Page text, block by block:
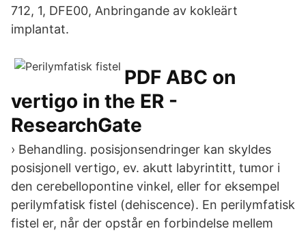
712, 1, DFE00, Anbringande av kokleärt
implantat.
PDF ABC on
vertigo in the ER -
ResearchGate
› Behandling. posisjonsendringer kan skyldes
posisjonell vertigo, ev. akutt labyrintitt, tumor i
den cerebellopontine vinkel, eller for eksempel
perilymfatisk fistel (dehiscence). En perilymfatisk
fistel er, når der opstår en forbindelse mellem